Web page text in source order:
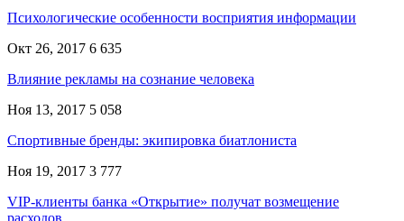
Психологические особенности восприятия информации
Окт 26, 2017 6 635
Влияние рекламы на сознание человека
Ноя 13, 2017 5 058
Спортивные бренды: экипировка биатлониста
Ноя 19, 2017 3 777
VIP-клиенты банка «Открытие» получат возмещение
расходов